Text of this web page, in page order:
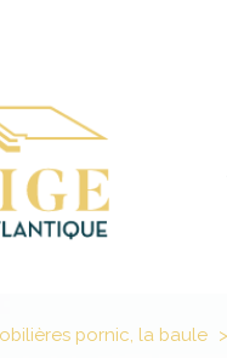
pornic, la baule